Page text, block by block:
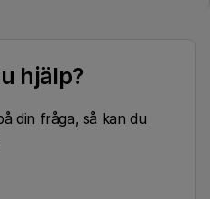
hjälp?
din fråga, så kan du